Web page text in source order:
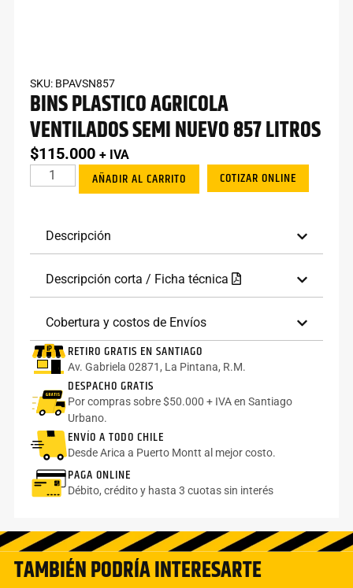
SKU: BPAVSN857
BINS PLASTICO AGRICOLA
VENTILADOS SEMI NUEVO 857 LITROS
$115.000 + IVA
AÑADIR AL CARRITO COTIZAR ONLINE
Descripción
Descripción corta / Ficha técnica
Cobertura y costos de Envíos
RETIRO GRATIS EN SANTIAGO
Av. Gabriela 02871, La Pintana, R.M.
DESPACHO GRATIS
Por compras sobre $50.000 + IVA en Santiago
Urbano.
ENVÍO A TODO CHILE
Desde Arica a Puerto Montt al mejor costo.
PAGA ONLINE
Débito, crédito y hasta 3 cuotas sin interés
TAMBIÉN PODRÍA INTERESARTE